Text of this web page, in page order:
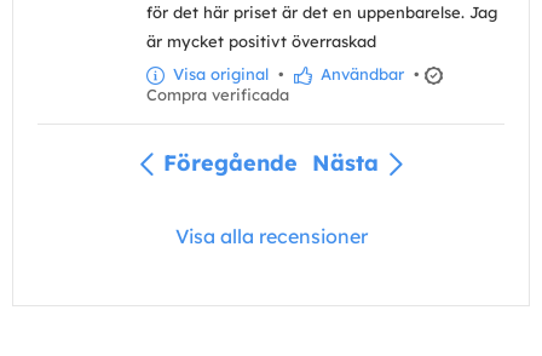
för det här priset är det en uppenbarelse. Jag
är mycket positivt överraskad
Visa original • Användbar •
Compra verificada
Föregående Nästa
Visa alla recensioner